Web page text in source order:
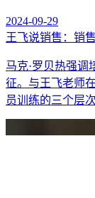
2024-09-29
王飞说销售：销
马克·罗贝热强调
征。与王飞老师
员训练的三个层